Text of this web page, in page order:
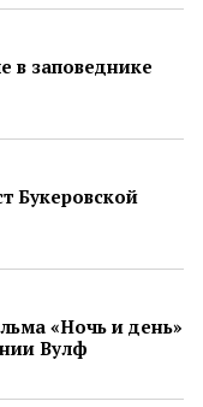
в заповеднике
Букеровской
«Ночь и день»
Вулф